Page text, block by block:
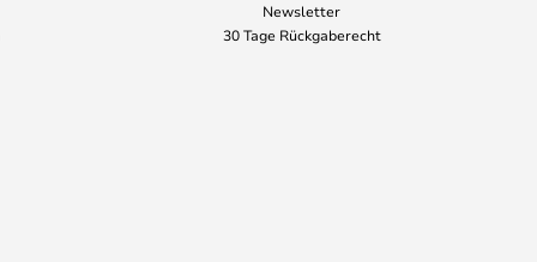
Newsletter
30 Tage Rückgaberecht